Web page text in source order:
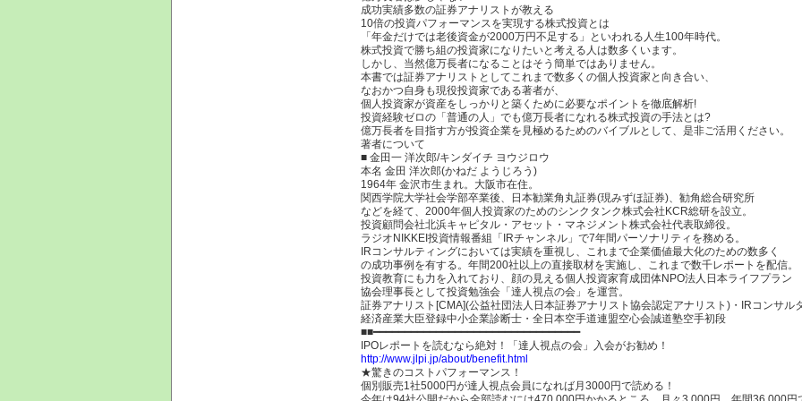
成功実績多数の証券アナリストが教える
10倍の投資パフォーマンスを実現する株式投資とは
「年金だけでは老後資金が2000万円不足する」といわれる人生100年時代。
株式投資で勝ち組の投資家になりたいと考える人は数多くいます。
しかし、当然億万長者になることはそう簡単ではありません。
本書では証券アナリストとしてこれまで数多くの個人投資家と向き合い、
なおかつ自身も現役投資家である著者が、
個人投資家が資産をしっかりと築くために必要なポイントを徹底解析!
投資経験ゼロの「普通の人」でも億万長者になれる株式投資の手法とは?
億万長者を目指す方が投資企業を見極めるためのバイブルとして、是非ご活用ください。
著者について
■ 金田一 洋次郎/キンダイチ ヨウジロウ
本名 金田 洋次郎(かねだ ようじろう)
1964年 金沢市生まれ。大阪市在住。
関西学院大学社会学部卒業後、日本勧業角丸証券(現みずほ証券)、勧角総合研究所
などを経て、2000年個人投資家のためのシンクタンク株式会社KCR総研を設立。
投資顧問会社北浜キャピタル・アセット・マネジメント株式会社代表取締役。
ラジオNIKKEI投資情報番組「IRチャンネル」で7年間パーソナリティを務める。
IRコンサルティングにおいては実績を重視し、これまで企業価値最大化のための数多く
の成功事例を有する。年間200社以上の直接取材を実施し、これまで数千レポートを配信。
投資教育にも力を入れており、顔の見える個人投資家育成団体NPO法人日本ライフプラン
協会理事長として投資勉強会「達人視点の会」を運営。
証券アナリスト[CMA](公益社団法人日本証券アナリスト協会認定アナリスト)・IRコンサル
経済産業大臣登録中小企業診断士・全日本空手道連盟空心会誠道塾空手初段
■■━━━━━━━━━━━━━━━━━━━━━━━━━━━━━━━━━
IPOレポートを読むなら絶対！「達人視点の会」入会がお勧め！
http://www.jlpi.jp/about/benefit.html
★驚きのコストパフォーマンス！
個別販売1社5000円が達人視点会員になれば月3000円で読める！